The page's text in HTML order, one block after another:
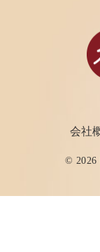
会社
© 2026